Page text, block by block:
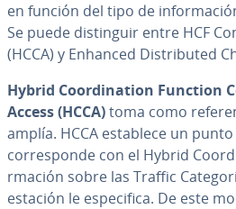
en función del tipo de
Se puede di­s­ti­n­guir entre HCF
(HCCA) y Enhanced Di­s­tri­bu­ted
Hybrid Coor­di­na­tion Function
Access (HCCA)toma como
amplía. HCCA establece un
co­rre­s­po­n­de con el Hybrid
r­ma­ción sobre las Traffic
estación le es­pe­ci­fi­ca. De este